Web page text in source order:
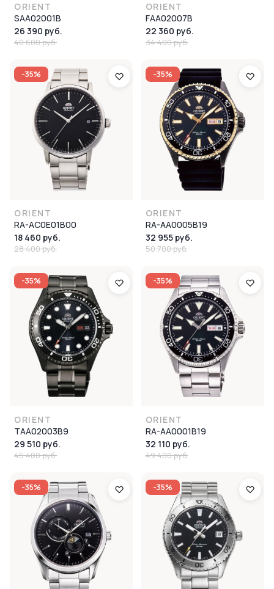
ORIENT
SAA02001B
26 390 руб.
40 600 руб.
ORIENT
FAA02007B
22 360 руб.
34 400 руб.
-35%
ORIENT
RA-AC0E01B00
18 460 руб.
28 400 руб.
-35%
ORIENT
RA-AA0005B19
32 955 руб.
50 700 руб.
-35%
ORIENT
TAA02003B9
29 510 руб.
45 400 руб.
-35%
ORIENT
RA-AA0001B19
32 110 руб.
49 400 руб.
-35% -35%